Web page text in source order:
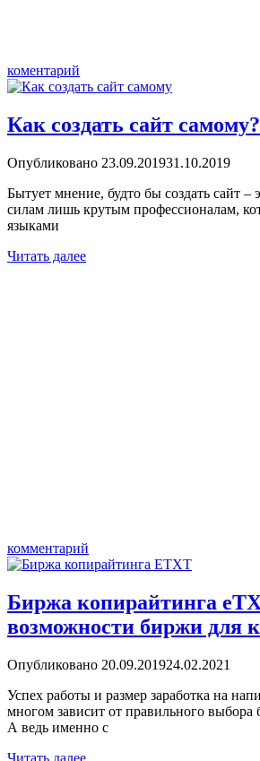
коментарий
Как создать сайт самому?
Опубликовано 23.09.201931.10.2019
Бытует мнение, будто бы создать сайт –
силам лишь крутым профессионалам,
языками
Читать далее
комментарий
Биржа копирайтинга
возможности биржи для
Опубликовано 20.09.201924.02.2021
Успех работы и размер заработка на
многом зависит от правильного
А ведь именно с
Читать далее